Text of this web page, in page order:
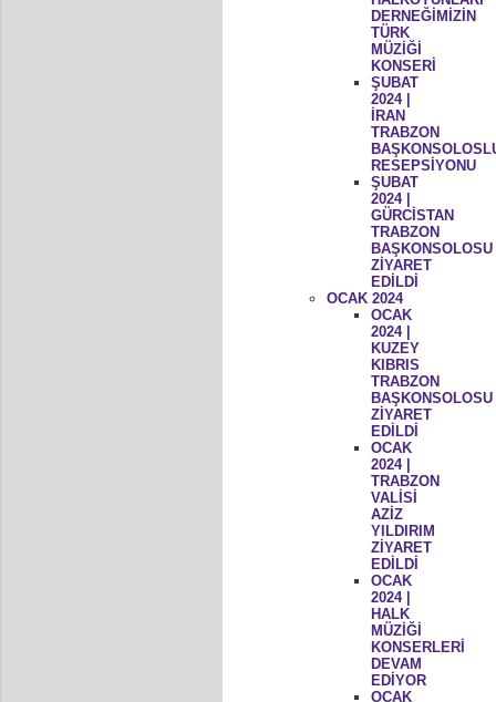
DERNEĞİMİZİN
TÜRK
MÜZİĞİ
KONSERİ
ŞUBAT
2024 |
İRAN
TRABZON
RESEPSİYONU
ŞUBAT
2024 |
GÜRCİSTAN
TRABZON
BAŞKONSOLOSU
ZİYARET
EDİLDİ
OCAK 2024
OCAK
2024 |
KUZEY
KIBRIS
TRABZON
BAŞKONSOLOSU
ZİYARET
EDİLDİ
OCAK
2024 |
TRABZON
VALİSİ
AZİZ
YILDIRIM
ZİYARET
EDİLDİ
OCAK
2024 |
HALK
MÜZİĞİ
KONSERLERİ
DEVAM
EDİYOR
OCAK